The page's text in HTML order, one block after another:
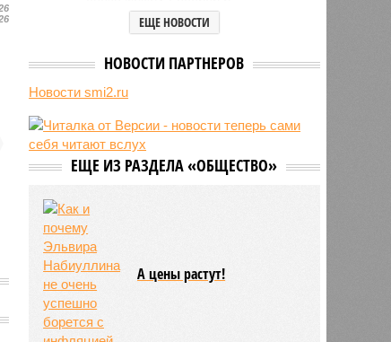
миграционным кризисом в Сеуте
Ямпольская объяснила причины
ведущие вузы страны
06/08
Euractiv: закрытие границы с
экономики Финляндии
06/08
Минобрнауки осенью примет
решение о правилах приёма на
ЕЩЕ НОВОСТИ
НОВОСТИ ПАРТНЕРОВ
Новости smi2.ru
ЕЩЕ ИЗ РАЗДЕЛА «ОБЩЕСТВО»
А цены растут!